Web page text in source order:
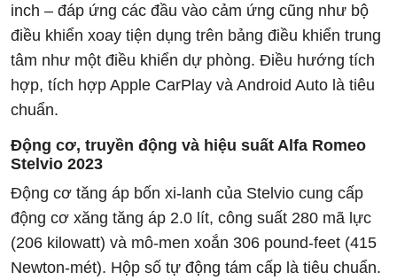
inch – đáp ứng các đầu vào cảm ứng cũng như bộ
điều khiển xoay tiện dụng trên bảng điều khiển trung
tâm như một điều khiển dự phòng. Điều hướng tích
hợp, tích hợp Apple CarPlay và Android Auto là tiêu
chuẩn.
Động cơ, truyền động và hiệu suất Alfa Romeo
Stelvio 2023
Động cơ tăng áp bốn xi-lanh của Stelvio cung cấp
động cơ xăng tăng áp 2.0 lít, công suất 280 mã lực
(206 kilowatt) và mô-men xoắn 306 pound-feet (415
Newton-mét). Hộp số tự động tám cấp là tiêu chuẩn.